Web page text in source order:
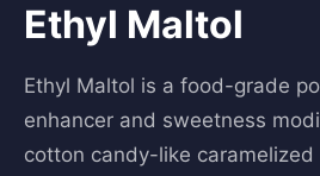
Ethyl Maltol
Ethyl Maltol is a food-grade
enhancer and sweetness
cotton candy-like caramelized